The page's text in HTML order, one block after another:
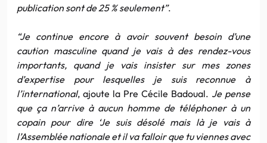
publication sont de 25 % seulement”.
“Je continue encore à avoir souvent besoin d’une
caution masculine quand je vais à des rendez-vous
importants, quand je vais insister sur mes zones
d’expertise pour lesquelles je suis reconnue à
l’international, ajoute la Pre Cécile Badoual. Je pense
que ça n’arrive à aucun homme de téléphoner à un
copain pour dire ‘Je suis désolé mais là je vais à
l’Assemblée nationale et il va falloir que tu viennes avec